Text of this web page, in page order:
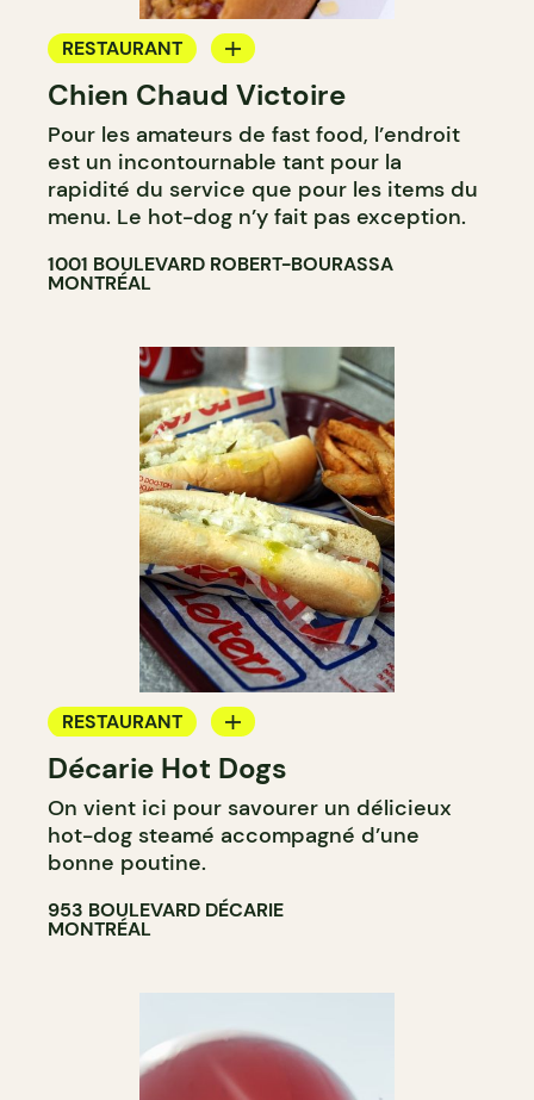
RESTAURANT
COMPTOIR
Chien Chaud Victoire
Pour les amateurs de fast food, l’endroit
est un incontournable tant pour la
rapidité du service que pour les items du
menu. Le hot-dog n’y fait pas exception.
1001 BOULEVARD ROBERT-BOURASSA
MONTRÉAL
RESTAURANT
COMPTOIR
Décarie Hot Dogs
On vient ici pour savourer un délicieux
hot-dog steamé accompagné d’une
bonne poutine.
953 BOULEVARD DÉCARIE
MONTRÉAL